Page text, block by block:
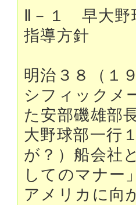
Ⅱ－１ 早大野
指導方針
明治３８（１
シフィックメ
た安部磯雄部
大野球部一行
が？）船会社
してのマナー
アメリカに向